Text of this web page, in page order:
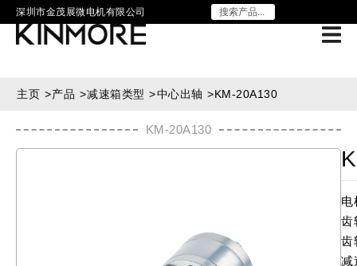
深圳市金茂展微电机有限公司
主页 >产品 >减速箱类型 >中心出轴 >KM-20A130
KM-20A130
电
齿
齿
减